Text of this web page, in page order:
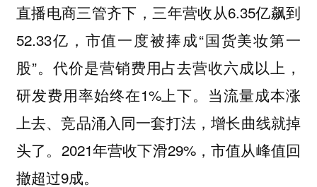
直播电商三管齐下，三年营收从6.35亿飙到
52.33亿，市值一度被捧成“国货美妆第一
股”。代价是营销费用占去营收六成以上，
研发费用率始终在1%上下。当流量成本涨
上去、竞品涌入同一套打法，增长曲线就掉
头了。2021年营收下滑29%，市值从峰值回
撤超过9成。